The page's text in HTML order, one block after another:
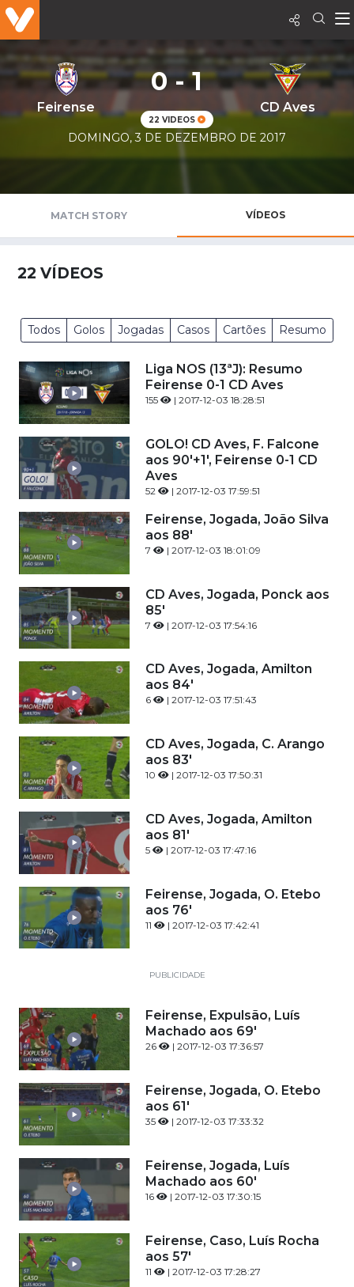
Feirense
0 - 1
22 VIDEOS
CD Aves
DOMINGO, 3 DE DEZEMBRO DE 2017
MATCH STORY VÍDEOS
22 VÍDEOS
Todos Golos Jogadas Casos Cartões Resumo
Liga NOS (13ªJ): Resumo
Feirense 0-1 CD Aves
155 | 2017-12-03 18:28:51
GOLO! CD Aves, F. Falcone
aos 90'+1', Feirense 0-1 CD
Aves
52 | 2017-12-03 17:59:51
Feirense, Jogada, João Silva
aos 88'
7 | 2017-12-03 18:01:09
CD Aves, Jogada, Ponck aos
85'
7 | 2017-12-03 17:54:16
CD Aves, Jogada, Amilton
aos 84'
6 | 2017-12-03 17:51:43
CD Aves, Jogada, C. Arango
aos 83'
10 | 2017-12-03 17:50:31
CD Aves, Jogada, Amilton
aos 81'
5 | 2017-12-03 17:47:16
Feirense, Jogada, O. Etebo
aos 76'
11 | 2017-12-03 17:42:41
PUBLICIDADE
Feirense, Expulsão, Luís
Machado aos 69'
26 | 2017-12-03 17:36:57
Feirense, Jogada, O. Etebo
aos 61'
35 | 2017-12-03 17:33:32
Feirense, Jogada, Luís
Machado aos 60'
16 | 2017-12-03 17:30:15
Feirense, Caso, Luís Rocha
aos 57'
11 | 2017-12-03 17:28:27